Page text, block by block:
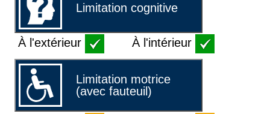
Limitation cognitive
À l'extérieur À l'intérieur
Limitation motrice
(avec fauteuil)